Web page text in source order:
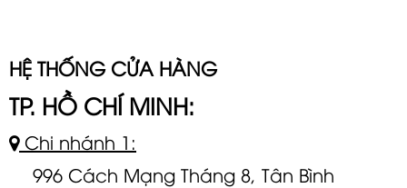
HỆ THỐNG CỬA HÀNG
TP. HỒ CHÍ MINH:
Chi nhánh 1:
996 Cách Mạng Tháng 8, Tân Bình